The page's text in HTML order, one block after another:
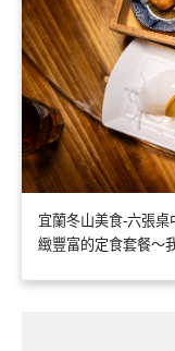
宜蘭冬山美食-六張
緻豐富的定食套餐～